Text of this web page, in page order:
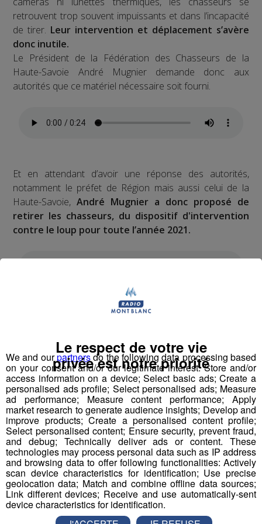
retrouvent trop souvent impuissants et dans l’incapacité
de tirer. Leur intervention et déplacement s’avère
donc inutile.
Le Président de la Fédération des Chasseurs de la
Haute-Savoie André Mugnier demande donc aux
autorités que ce matériel nécessaire soit fourni.
Et en attendant d’avoir une réponse des autorités,
notamment le préfet de Région mais aussi celui de la
Haute-Savoie,André Mugnier a donc proposé de
retirer les chasseurs, du dispositif d'intervention
contre le loup pour toute l’année 2021.
Cette proposition a été validée par le conseil
l'ensemble des chasseurs de France concernés.
Risques d’attaques.
Entre la douceur du climat sur nos massifs ces derniers
mois, et la tranquillité des meutes compte tenu de
l’absence des skieurs alpins, la reproduction aura été
d’autant plus importante. Le Président de la Fédération
des Chasseurs de la Haute-Savoie redoute une
recrudescence des attaques de troupeau dès les
premières montées en alpages cet été.
Le Président de la Fédération des Chasseurs de la
We and ourpartnersdo the following data processing based
on your consent and/or our legitimate interest: Store and/or
access information on a device; Select basic ads; Create a
personalised ads profile; Select personalised ads; Measure
ad performance; Measure content performance; Apply
market research to generate audience insights; Develop and
improve products; Create a personalised content profile;
Select personalised content; Ensure security, prevent fraud,
and debug; Technically deliver ads or content. These
technologies may process personal data such as IP address
and browsing data to offer following functionalities: Actively
scan device characteristics for identification; Use precise
geolocation data; Match and combine offline data sources;
Link different devices; Receive and use automatically-sent
device characteristics for identification.
Le respect de votre vie
privée est notre priorité